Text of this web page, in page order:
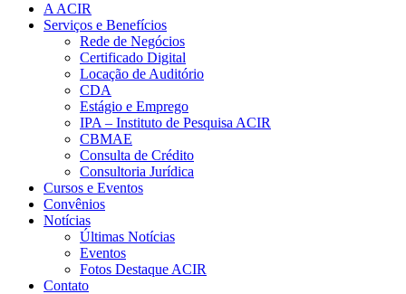
A ACIR
Serviços e Benefícios
Rede de Negócios
Certificado Digital
Locação de Auditório
CDA
Estágio e Emprego
IPA – Instituto de Pesquisa ACIR
CBMAE
Consulta de Crédito
Consultoria Jurídica
Cursos e Eventos
Convênios
Notícias
Últimas Notícias
Eventos
Fotos Destaque ACIR
Contato